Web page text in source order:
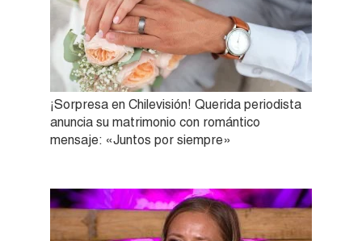
¡Sorpresa en Chilevisión! Querida periodista
anuncia su matrimonio con romántico
mensaje: «Juntos por siempre»